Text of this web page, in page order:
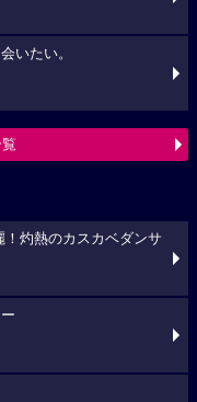
いたい。
灼熱のカスカベダンサ